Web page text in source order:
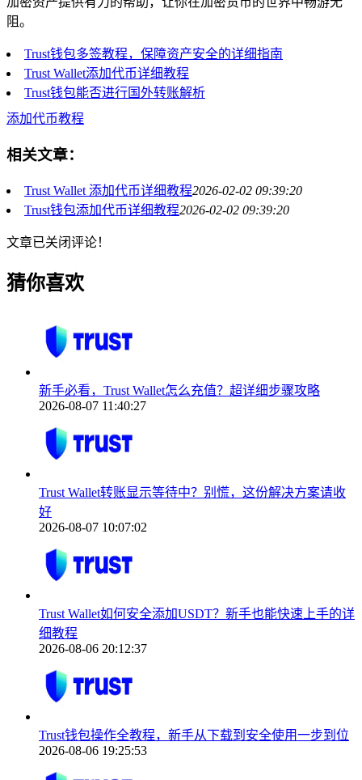
阻。
Trust钱包多签教程，保障资产安全的详细指南
Trust Wallet添加代币详细教程
Trust钱包能否进行国外转账解析
添加代币教程
相关文章：
Trust Wallet 添加代币详细教程2026-02-02 09:39:20
Trust钱包添加代币详细教程2026-02-02 09:39:20
文章已关闭评论！
猜你喜欢
新手必看，Trust Wallet怎么充值？超详细步骤攻略
2026-08-07 11:40:27
Trust Wallet转账显示等待中？别慌，这份解决方案请收
好
2026-08-07 10:07:02
Trust Wallet如何安全添加USDT？新手也能快速上手的详
细教程
2026-08-06 20:12:37
Trust钱包操作全教程，新手从下载到安全使用一步到位
2026-08-06 19:25:53